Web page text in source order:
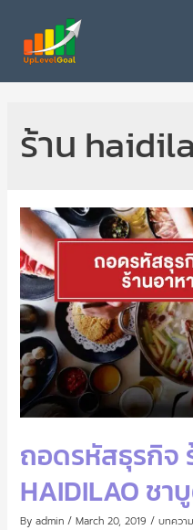
content
ร้าน
ถอดรหัสธุรกิจ
HAIDILAO ชา
Byadmin /March 20, 2019 /บทความ